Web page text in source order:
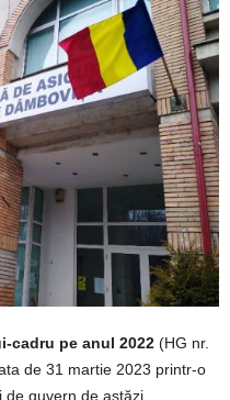
cadru pe anul 2022 (HG nr.
de 31 martie 2023 printr-o
guvern de astăzi.